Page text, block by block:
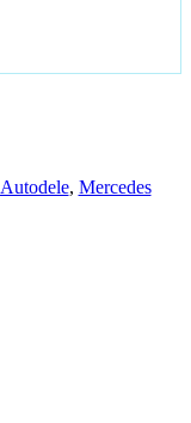
Autodele, Mercedes